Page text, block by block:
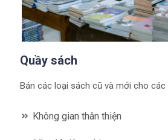
Quầy sách
Bán các loại sách cũ và mới cho các
Không gian thân thiện